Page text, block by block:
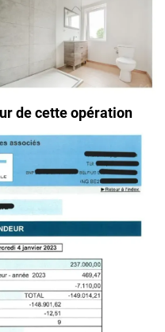
de cette opération